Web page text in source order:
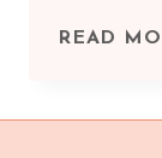
READ